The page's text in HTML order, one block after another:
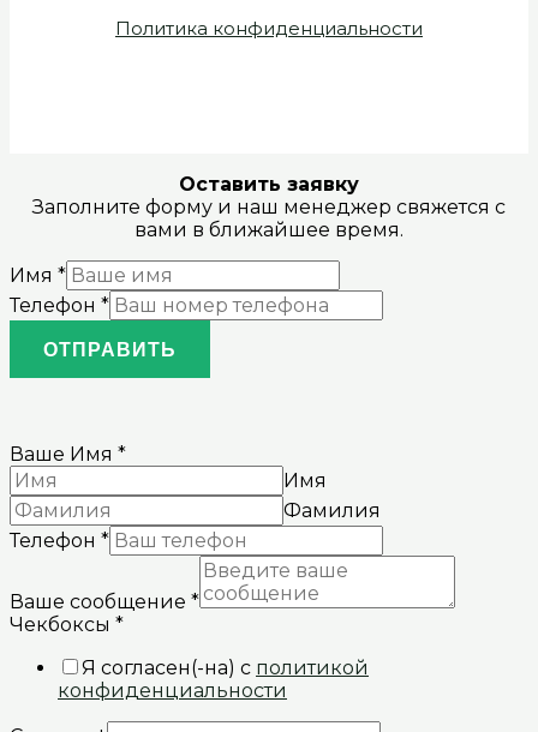
Политика конфиденциальности
Оставить заявку
Заполните форму и наш менеджер свяжется с
вами в ближайшее время.
Имя *
Телефон *
ОТПРАВИТЬ
Ваше Имя *
Имя
Фамилия
Телефон *
Ваше сообщение *
Чекбоксы *
Я согласен(-на) с политикой
конфиденциальности